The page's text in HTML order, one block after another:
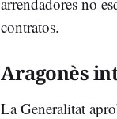
contratos.
Aragonès
La Generalitat